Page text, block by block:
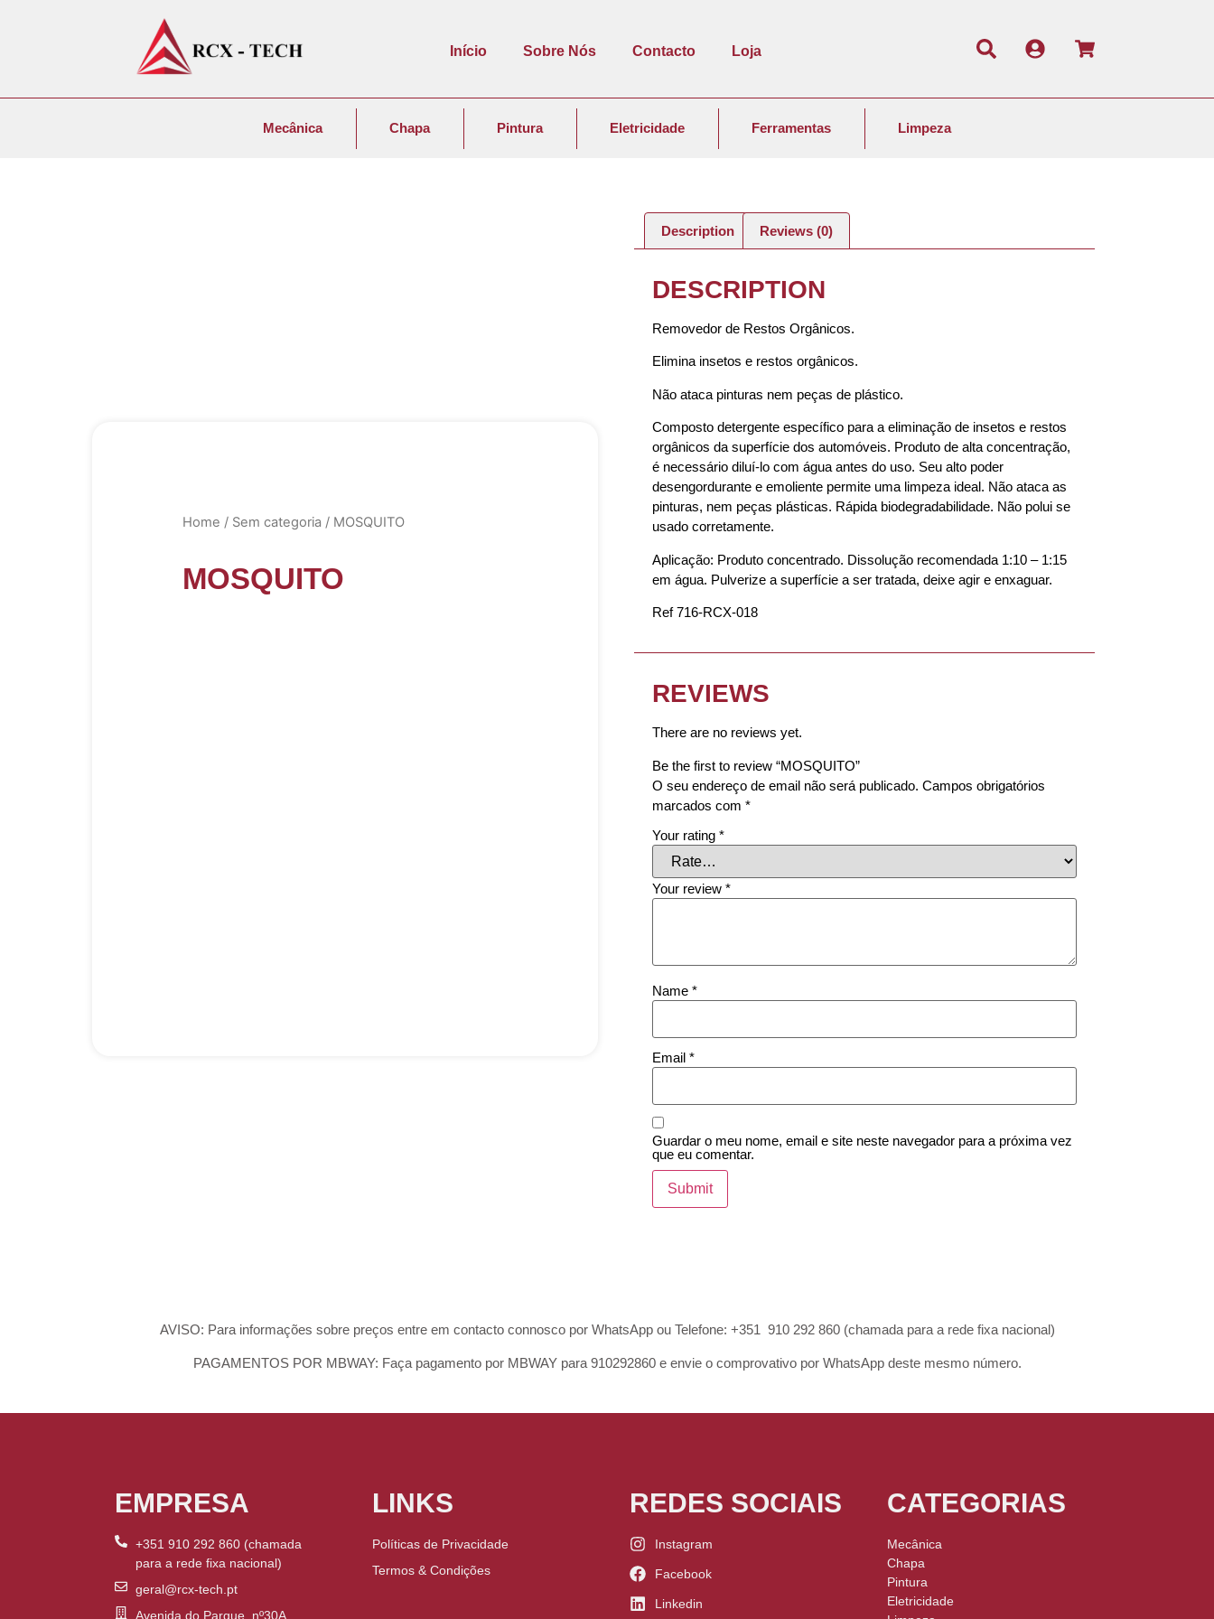
Início Sobre Nós Contacto Loja
Mecânica Chapa Pintura Eletricidade Ferramentas Limpeza
Home / Sem categoria / MOSQUITO
MOSQUITO
Description Reviews (0)
DESCRIPTION
Removedor de Restos Orgânicos.
Elimina insetos e restos orgânicos.
Não ataca pinturas nem peças de plástico.
Composto detergente específico para a eliminação de insetos e restos
orgânicos da superfície dos automóveis. Produto de alta concentração,
é necessário diluí-lo com água antes do uso. Seu alto poder
desengordurante e emoliente permite uma limpeza ideal. Não ataca as
pinturas, nem peças plásticas. Rápida biodegradabilidade. Não polui se
usado corretamente.
Aplicação: Produto concentrado. Dissolução recomendada 1:10 – 1:15
em água. Pulverize a superfície a ser tratada, deixe agir e enxaguar.
Ref 716-RCX-018
REVIEWS
There are no reviews yet.
Be the first to review “MOSQUITO”
O seu endereço de email não será publicado. Campos obrigatórios
marcados com *
Your rating *
Your review *
Name *
Email *
Guardar o meu nome, email e site neste navegador para a próxima vez
que eu comentar.
AVISO: Para informações sobre preços entre em contacto connosco por WhatsApp ou Telefone: +351 910 292 860 (chamada para a rede fixa nacional)
PAGAMENTOS POR MBWAY: Faça pagamento por MBWAY para 910292860 e envie o comprovativo por WhatsApp deste mesmo número.
EMPRESA
+351 910 292 860 (chamada
para a rede fixa nacional)
geral@rcx-tech.pt
Avenida do Parque, nº30A
LINKS
Políticas de Privacidade
Termos & Condições
REDES SOCIAIS
Instagram
Facebook
Linkedin
CATEGORIAS
Mecânica
Chapa
Pintura
Eletricidade